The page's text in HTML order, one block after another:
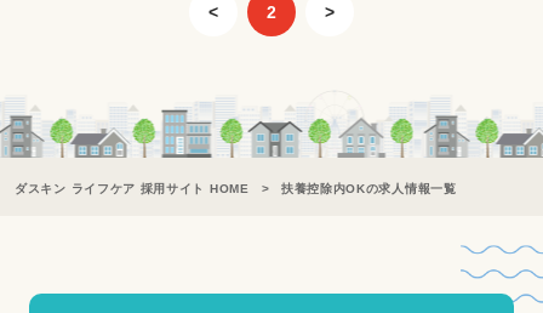
< 2 >
ダスキン ライフケア 採用サイト HOME 扶養控除内OKの求人情報一覧